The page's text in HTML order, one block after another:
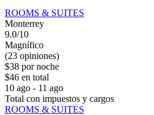
ROOMS & SUITES
Monterrey
9.0/10
Magnífico
(23 opiniones)
$38 por noche
$46 en total
10 ago - 11 ago
Total con impuestos y cargos
ROOMS & SUITES